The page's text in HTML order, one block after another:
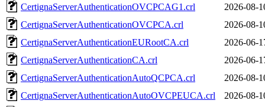
CertignaServerAuthenticationOVCPCAG1.crl
2026-08-
CertignaServerAuthenticationOVCPCA.crl
2026-08-
CertignaServerAuthenticationEURootCA.crl
2026-06-
CertignaServerAuthenticationCA.crl
2026-06-
CertignaServerAuthenticationAutoQCPCA.crl
2026-08-
CertignaServerAuthenticationAutoOVCPEUCA.crl
2026-08-